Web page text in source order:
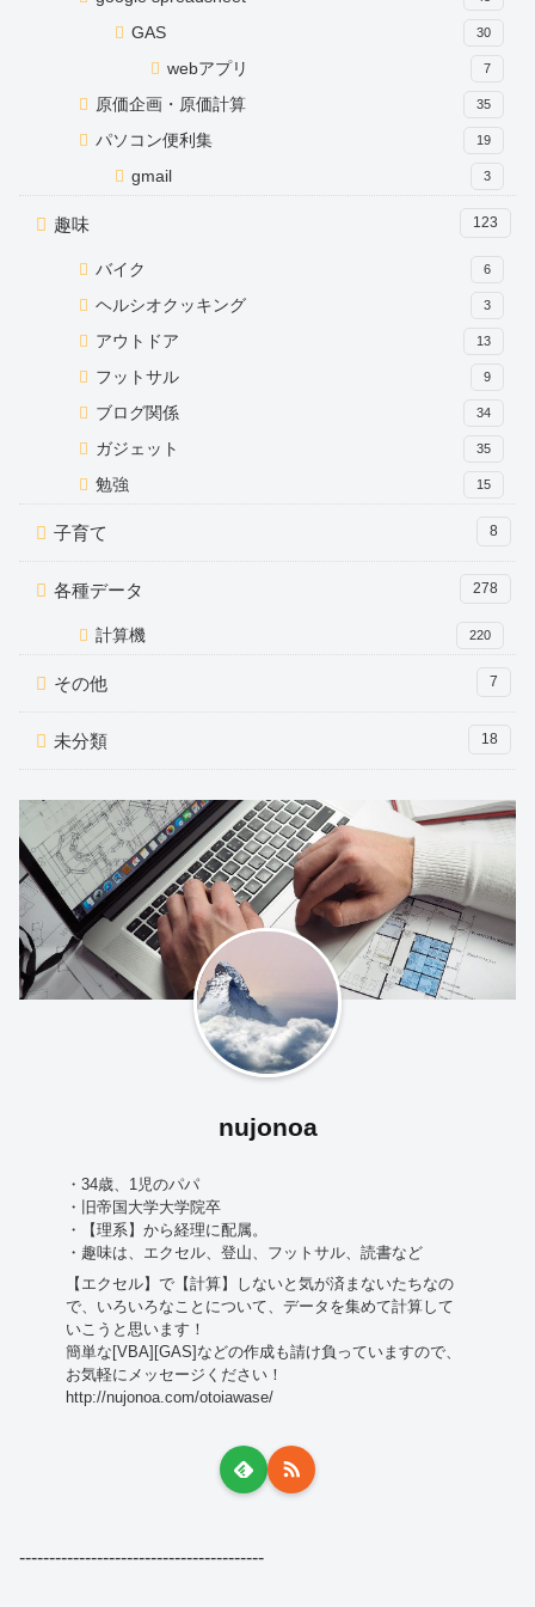
GAS 30
webアプリ 7
原価企画・原価計算 35
パソコン便利集 19
gmail 3
趣味 123
バイク 6
ヘルシオクッキング 3
アウトドア 13
フットサル 9
ブログ関係 34
ガジェット 35
勉強 15
子育て 8
各種データ 278
計算機 220
その他 7
未分類 18
nujonoa
・34歳、1児のパパ
・旧帝国大学大学院卒
・【理系】から経理に配属。
・趣味は、エクセル、登山、フットサル、読書など
【エクセル】で【計算】しないと気が済まないたちなの
で、いろいろなことについて、データを集めて計算して
いこうと思います！
簡単な[VBA][GAS]などの作成も請け負っていますので、
お気軽にメッセージください！
http://nujonoa.com/otoiawase/
-----------------------------------------